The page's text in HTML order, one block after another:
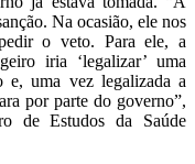
Na ocasião, ele nos
o veto. Para ele, a
iria ‘legalizar’ uma
e, uma vez legalizada a
por parte do governo”,
de Estudos da Saúde